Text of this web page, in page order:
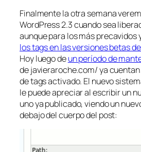
Finalmente la otra semana
WordPress 2.3 cuando sea
aunque para los más precavidos
los tags en las versiones betas
Hoy luego deun período de
de javieraroche.com/ ya
de tags activado. El nuevo
le puede apreciar al escribir un
uno ya publicado, viendo un
debajo del cuerpo del post: